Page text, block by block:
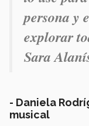
persona y
explorar
Sara
- Daniela
musical